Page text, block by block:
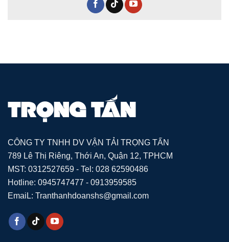
CÔNG TY TNHH DV VẬN TẢI TRỌNG TẤN
789 Lê Thị Riêng, Thới An, Quận 12, TPHCM
MST: 0312527659 - Tel: 028 62590486
Hotline: 0945747477 - 0913959585
EmaiL: Tranthanhdoanshs@gmail.com